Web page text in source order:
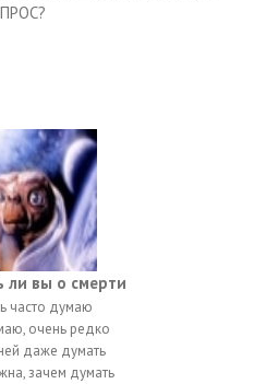
ли вы о смерти
часто думаю
очень редко
даже думать
зачем думать